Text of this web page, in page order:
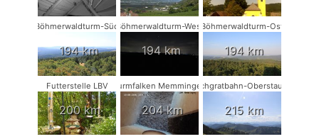
Böhmerwaldturm-Süd
194 km
Böhmerwaldturm-West
194 km
Böhmerwaldturm-Ost
194 km
Futterstelle LBV
200 km
Turmfalken Memmingen
204 km
Hochgratbahn-Oberstaufen
215 km